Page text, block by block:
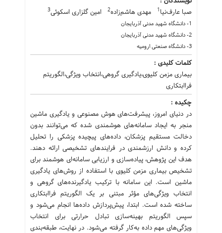
صبا عارف‌نیا1 مهدی هاشم‌زاده2 امین گلزاری اسکوئی3
1- دانشگاه شهید مدنی آذربایجان
2- دانشگاه شهید مدنی آذربایجان
3- دانشگاه صنعتی ارومیه
کلمات کلیدی :
بیماری مزمن کلیوی،یادگیری گروهی،انتخاب ویژگی،الگوریتم
فراابتکاری
چکیده :
در دنیای امروز، پیشرفت‌های هوش مصنوعی و یادگیری ماشین
منجر به ایجاد سامانه‌های هوشمندی شده که می‌توانند بدون
دخالت مستقیم پزشکان، داده‌های پیچیده پزشکی را تحلیل
کرده و دانش ارزشمندی در فرایندهای تشخیصی ارائه دهند.
هدف این پژوهش، پیاده‌سازی و ارزیابی سامانه‌ای هوشمند برای
تشخیص بیماری مزمن کلیوی با استفاده از روش‌های یادگیری
ماشین است. این سامانه با ترکیب یادگیرنده‌های گروهی و
انتخاب ویژگی‌های مؤثر مبتنی بر یک الگوریتم فراابتکاری
ساخته شده است. ابتدا، پیش‌پردازش داده‌ها انجام می‌شود و
سپس الگوریتم بهینه‌سازی تبادل حرارتی برای انتخاب
ویژگی‌های مهم داده به‌کار گرفته می‌شود. در نهایت، طبقه‌بندی